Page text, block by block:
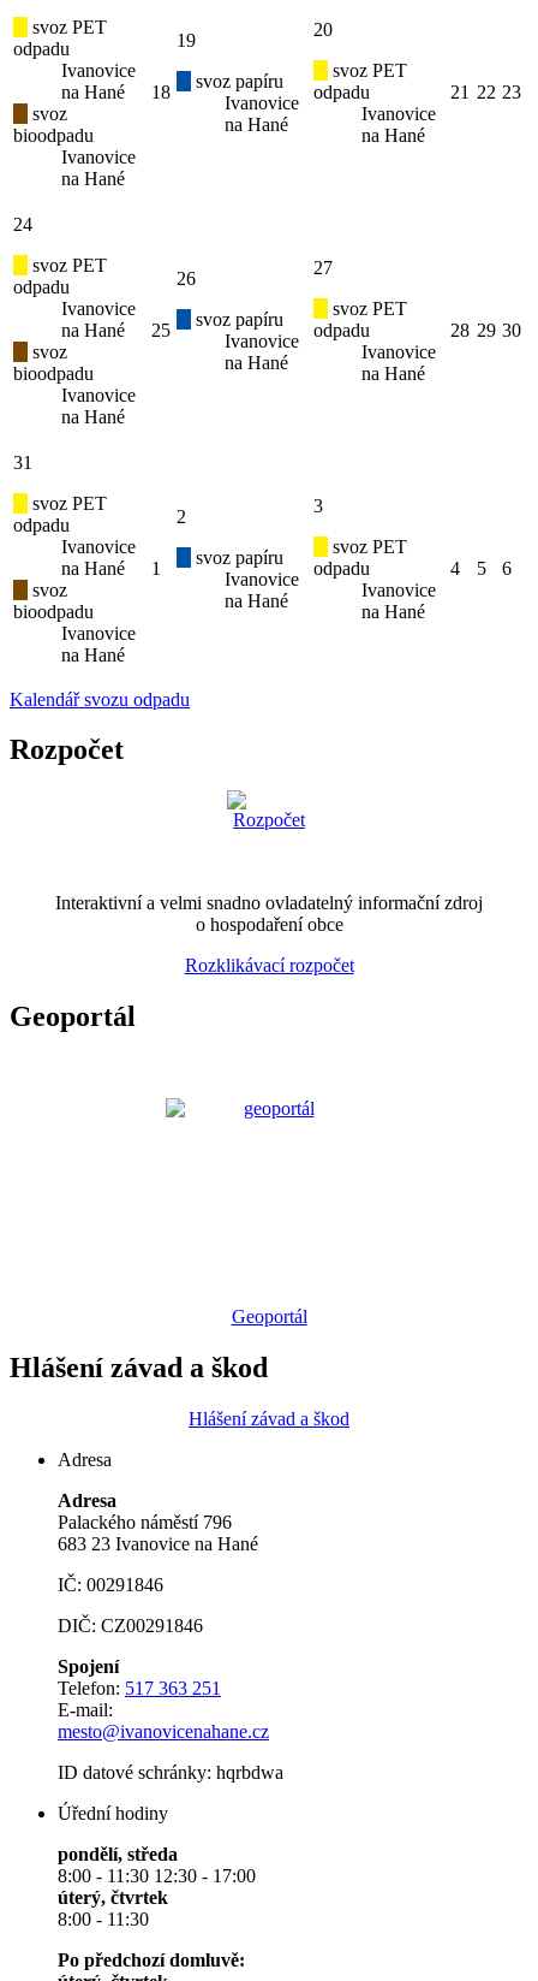
svoz PET
odpadu
Ivanovice
na Hané
svoz
bioodpadu
Ivanovice
na Hané
18
19
svoz papíru
Ivanovice
na Hané
20
svoz PET
odpadu
Ivanovice
na Hané
21 22 23
24
svoz PET
odpadu
Ivanovice
na Hané
svoz
bioodpadu
Ivanovice
na Hané
25
26
svoz papíru
Ivanovice
na Hané
27
svoz PET
odpadu
Ivanovice
na Hané
28 29 30
31
svoz PET
odpadu
Ivanovice
na Hané
svoz
bioodpadu
Ivanovice
na Hané
1
2
svoz papíru
Ivanovice
na Hané
3
svoz PET
odpadu
Ivanovice
na Hané
4 5 6
Kalendář svozu odpadu
Rozpočet
Interaktivní a velmi snadno ovladatelný informační zdroj
o hospodaření obce
Rozklikávací rozpočet
Geoportál
Geoportál
Hlášení závad a škod
Hlášení závad a škod
Adresa
Adresa
Palackého náměstí 796
683 23 Ivanovice na Hané
IČ: 00291846
DIČ: CZ00291846
Spojení
Telefon: 517 363 251
E-mail:
mesto@ivanovicenahane.cz
ID datové schránky: hqrbdwa
Úřední hodiny
pondělí, středa
8:00 - 11:30 12:30 - 17:00
úterý, čtvrtek
8:00 - 11:30
Po předchozí domluvě: